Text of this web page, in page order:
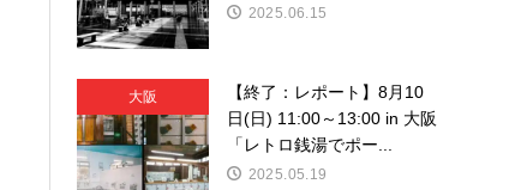
2025.06.15
大阪
【終了：レポート】8月10
日(日) 11:00～13:00 in 大阪
「レトロ銭湯でポー...
2025.05.19